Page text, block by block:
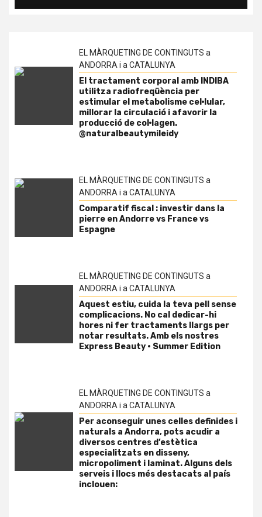
EL MÀRQUETING DE CONTINGUTS a
ANDORRA i a CATALUNYA
El tractament corporal amb INDIBA
utilitza radiofreqüència per
estimular el metabolisme cel·lular,
millorar la circulació i afavorir la
producció de col·lagen.
@naturalbeautymileidy
EL MÀRQUETING DE CONTINGUTS a
ANDORRA i a CATALUNYA
Comparatif fiscal : investir dans la
pierre en Andorre vs France vs
Espagne
EL MÀRQUETING DE CONTINGUTS a
ANDORRA i a CATALUNYA
Aquest estiu, cuida la teva pell sense
complicacions. No cal dedicar-hi
hores ni fer tractaments llargs per
notar resultats. Amb els nostres
Express Beauty · Summer Edition
EL MÀRQUETING DE CONTINGUTS a
ANDORRA i a CATALUNYA
Per aconseguir unes celles definides i
naturals a Andorra, pots acudir a
diversos centres d’estètica
especialitzats en disseny,
micropoliment i laminat. Alguns dels
serveis i llocs més destacats al país
inclouen: